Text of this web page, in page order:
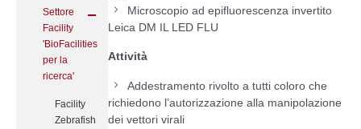
Settore
Facility
'BioFacilities
per la
ricerca'
Facility
Zebrafish
Microscopio ad epifluorescenza invertito
Leica DM IL LED FLU
Attività
Addestramento rivolto a tutti coloro che
richiedono l’autorizzazione alla manipolazione
dei vettori virali